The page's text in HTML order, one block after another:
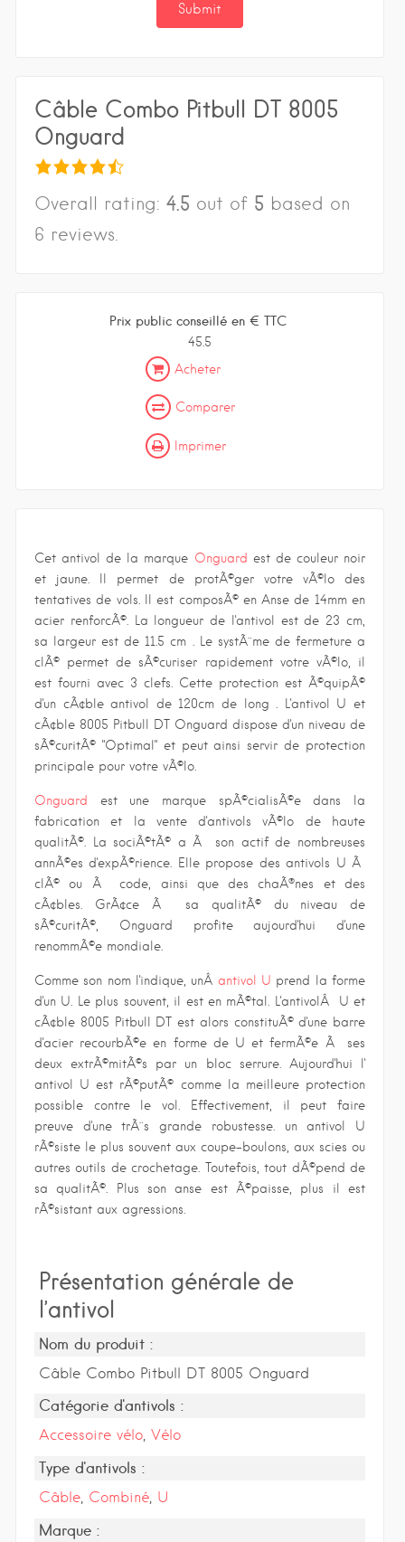
Câble Combo Pitbull DT 8005
Onguard
Overall rating: 4.5 out of 5 based on
6 reviews.
Prix public conseillé en € TTC
45.5
Acheter
Comparer
Imprimer
Cet antivol de la marque Onguard est de couleur noir
et jaune. Il permet de protÃ©ger votre vÃ©lo des
tentatives de vols. Il est composÃ© en Anse de 14mm en
acier renforcÃ©. La longueur de l'antivol est de 23 cm,
sa largeur est de 11.5 cm . Le systÃ¨me de fermeture a
clÃ© permet de sÃ©curiser rapidement votre vÃ©lo, il
est fourni avec 3 clefs. Cette protection est Ã©quipÃ©
d'un cÃ¢ble antivol de 120cm de long . L'antivol U et
cÃ¢ble 8005 Pitbull DT Onguard dispose d'un niveau de
sÃ©curitÃ© "Optimal" et peut ainsi servir de protection
principale pour votre vÃ©lo.
Onguard
est une marque spÃ©cialisÃ©e dans la
fabrication et la vente d'antivols vÃ©lo de haute
qualitÃ©. La sociÃ©tÃ© a Ã son actif de nombreuses
annÃ©es d'expÃ©rience. Elle propose des antivols U Ã
clÃ© ou Ã code, ainsi que des chaÃ®nes et des
cÃ¢bles. GrÃ¢ce Ã sa qualitÃ© du niveau de
sÃ©curitÃ©, Onguard profite aujourd'hui d'une
renommÃ©e mondiale.
Comme son nom l'indique, unÂ antivol U prend la forme
d'un U. Le plus souvent, il est en mÃ©tal. L'antivolÂ U et
cÃ¢ble 8005 Pitbull DT est alors constituÃ© d'une barre
d'acier recourbÃ©e en forme de U et fermÃ©e Ã ses
deux extrÃ©mitÃ©s par un bloc serrure. Aujourd'hui l'
antivol U est rÃ©putÃ© comme la meilleure protection
possible contre le vol. Effectivement, il peut faire
preuve d'une trÃ¨s grande robustesse. un antivol U
rÃ©siste le plus souvent aux coupe-boulons, aux scies ou
autres outils de crochetage. Toutefois, tout dÃ©pend de
sa qualitÃ©. Plus son anse est Ã©paisse, plus il est
rÃ©sistant aux agressions.
Présentation générale de
l’antivol
Nom du produit :
Câble Combo Pitbull DT 8005 Onguard
Catégorie d'antivols :
Accessoire vélo, Vélo
Type d'antivols :
Câble, Combiné, U
Marque :